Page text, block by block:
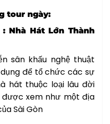
tour ngày:
Nhà Hát Lớn Thành
sân khấu nghệ thuật
để tổ chức các sự
hát thuộc loại lâu đời
được xem như một địa
Sài Gòn